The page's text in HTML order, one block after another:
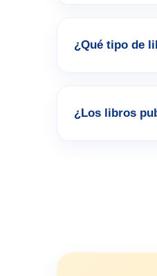
¿Qué tipo de
¿Los libros